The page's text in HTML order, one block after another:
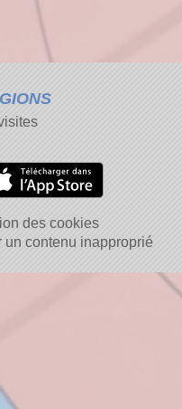
des cookies
un contenu inapproprié